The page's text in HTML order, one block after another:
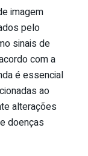
imagem
pelo
sinais de
com a
é essencial
ao
alterações
doenças